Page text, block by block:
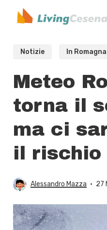
Notizie In Romagna
Meteo
torna il
ma ci
il rischio
Alessandro Mazza 27